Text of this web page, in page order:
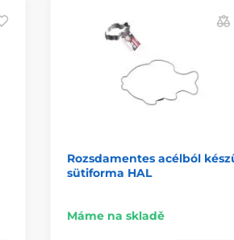
Rozsdamentes acélból
sütiforma HAL
Máme na skladě